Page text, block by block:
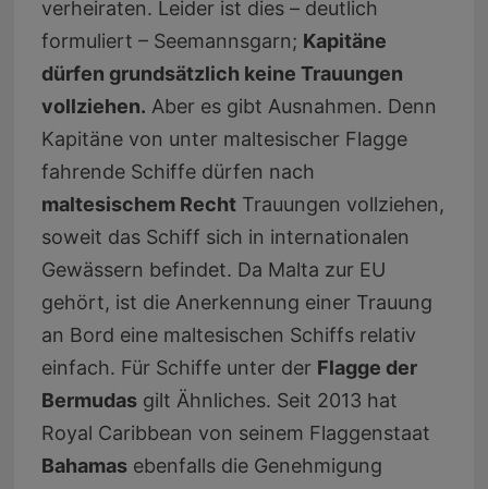
verheiraten. Leider ist dies – deutlich
formuliert – Seemannsgarn; Kapitäne
dürfen grundsätzlich keine Trauungen
vollziehen. Aber es gibt Ausnahmen. Denn
Kapitäne von unter maltesischer Flagge
fahrende Schiffe dürfen nach
maltesischem RechtTrauungen vollziehen,
soweit das Schiff sich in internationalen
Gewässern befindet. Da Malta zur EU
gehört, ist die Anerkennung einer Trauung
an Bord eine maltesischen Schiffs relativ
einfach. Für Schiffe unter der Flagge der
Bermudasgilt Ähnliches. Seit 2013 hat
Royal Caribbean von seinem Flaggenstaat
Bahamasebenfalls die Genehmigung